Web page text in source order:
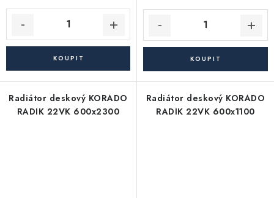
Radiátor deskový KORADO
RADIK 22VK 600x2300
Radiátor deskový KORADO
RADIK 22VK 600x1100